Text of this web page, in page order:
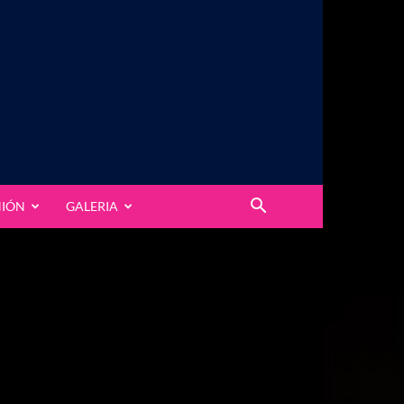
GALERIA